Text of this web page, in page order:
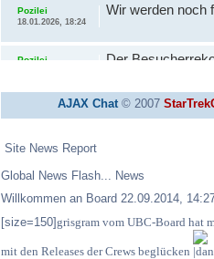
Wir werden noch
Pozilei
18.01.2026, 18:24
Der
Pozilei
Regelmäßig
17.01.2026, 09:19
ausser hin und
10.01.2026, 10:47
Wow, die Seite
ich schaue mal
04.01.2026, 13:59
AJAX Chat © 2007
Site News Report
Global News Flash... News
Willkommen an Board 22.09.2014,
[size=150]grisgram vom UBC-Board hat
mit den Releases der Crews beglücken